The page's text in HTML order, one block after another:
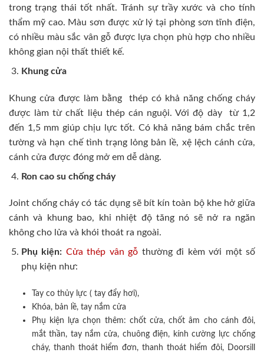
trong trạng thái tốt nhất. Tránh sự trầy xước và cho tính
thẩm mỹ cao. Màu sơn được xử lý tại phòng sơn tĩnh điện,
có nhiều màu sắc vân gỗ được lựa chọn phù hợp cho nhiều
không gian nội thất thiết kế.
Khung cửa
Khung cửa được làm bằng thép có khả năng chống cháy
được làm từ chất liệu thép cán nguội. Với độ dày từ 1,2
đến 1,5 mm giúp chịu lực tốt. Có khả năng bám chắc trên
tường và hạn chế tình trạng lỏng bản lề, xệ lệch cánh cửa,
cánh cửa được đóng mở em dễ dàng.
Ron cao su chống cháy
Joint chống cháy có tác dụng sẽ bít kín toàn bộ khe hở giữa
cánh và khung bao, khi nhiệt độ tăng nó sẽ nở ra ngăn
không cho lửa và khói thoát ra ngoài.
Phụ kiện: Cửa thép vân gỗ thường đi kèm với một số
phụ kiện như:
Tay co thủy lực ( tay đẩy hơi),
Khóa, bản lề, tay nắm cửa
Phụ kiện lựa chọn thêm: chốt cửa, chốt âm cho cánh đôi,
mắt thần, tay nắm cửa, chuông điện, kính cường lực chống
cháy, thanh thoát hiểm đơn, thanh thoát hiểm đôi, Doorsill